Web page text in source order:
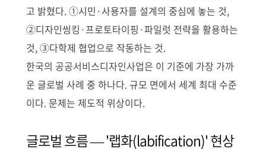
고 밝혔다. ①시민·사용자를 설계의 중심에 놓는 것,
②디자인씽킹·프로토타이핑·파일럿 전략을 활용하는
것, ③다학제 협업으로 작동하는 것.
한국의 공공서비스디자인사업은 이 기준에 가장 가까
운 글로벌 사례 중 하나다. 규모 면에서 세계 최대 수준
이다. 문제는 제도적 위상이다.
글로벌 흐름 — '랩화(labification)' 현상